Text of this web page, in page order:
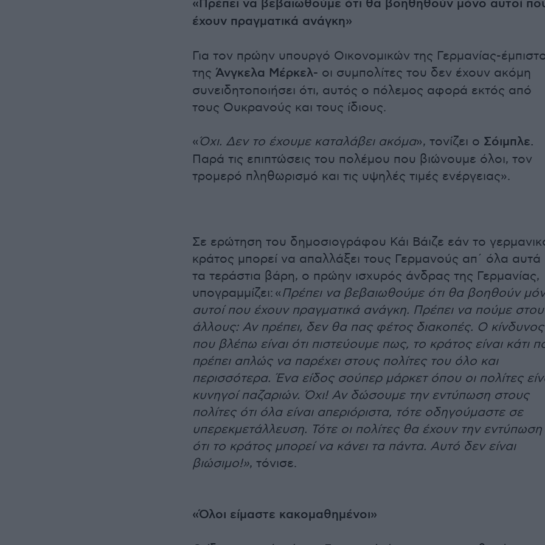
«Πρέπει να βεβαιωθούμε ότι θα βοηθηθούν μόνο αυτοί
έχουν πραγματικά ανάγκη»
Για τον πρώην υπουργό Οικονομικών της Γερμανίας-
της Άνγκελα Μέρκελ- οι συμπολίτες του δεν έχουν ακόμη
συνειδητοποιήσει ότι, αυτός ο πόλεμος αφορά εκτός από
τους Ουκρανούς και τους ίδιους.
«Όχι. Δεν το έχουμε καταλάβει ακόμα», τονίζει ο Σόιμπλε.
Παρά τις επιπτώσεις του πολέμου που βιώνουμε όλοι, τον
τρομερό πληθωρισμό και τις υψηλές τιμές ενέργειας».
Σε ερώτηση του δημοσιογράφου Κάι Βάιζε εάν το
κράτος μπορεί να απαλλάξει τους Γερμανούς απ΄ όλα αυτά
τα τεράστια βάρη, ο πρώην ισχυρός άνδρας της Γερμανίας,
υπογραμμίζει: «Πρέπει να βεβαιωθούμε ότι θα βοηθούν
αυτοί που έχουν πραγματικά ανάγκη. Πρέπει να πούμε
άλλους: Αν πρέπει, δεν θα πας φέτος διακοπές. Ο κίνδυνος
που βλέπω είναι ότι πιστεύουμε πως, το κράτος είναι κάτι
πρέπει απλώς να παρέχει στους πολίτες του όλο και
περισσότερα. Ένα είδος σούπερ μάρκετ όπου οι πολίτες
κυνηγοί παζαριών. Όχι! Αν δώσουμε την εντύπωση στους
πολίτες ότι όλα είναι απεριόριστα, τότε οδηγούμαστε σε
υπερεκμετάλλευση. Τότε οι πολίτες θα έχουν την εντύπωση
ότι το κράτος μπορεί να κάνει τα πάντα. Αυτό δεν είναι
βιώσιμο!», τόνισε.
«Όλοι είμαστε κακομαθημένοι»